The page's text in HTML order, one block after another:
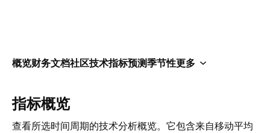
概览财务文档社区技术指标预测季节性更多
指标概览
查看所选时间周期的技术分析概览。它包含来自移动平均